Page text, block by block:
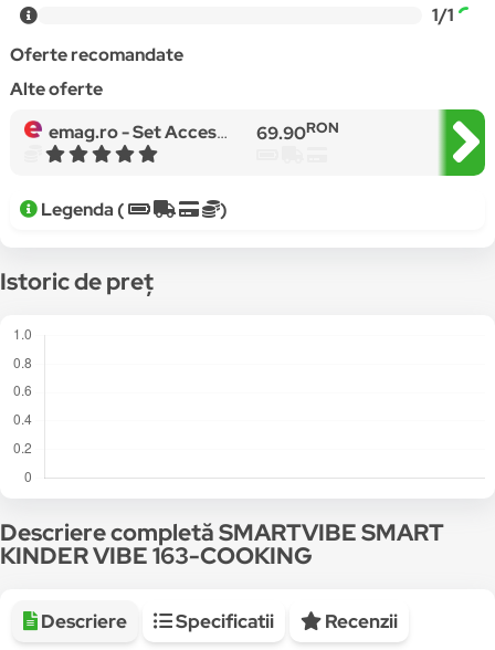
1/1
Oferte recomandate
Alte oferte
emag.ro -Set Accesorii de Bucatarie, KinderVibe, Include 53 de Elemente, Pizza, Legume, Fructe, Bauturi, Cartofi Prajiti, Hot-Dog, Stimuleaza Jocul de Rol si Imaginatia, Multicolor 69.90RON
Legenda ( )
Istoric de preț
Descriere completă SMARTVIBE SMART
KINDER VIBE 163-COOKING
Descriere Specificatii Recenzii